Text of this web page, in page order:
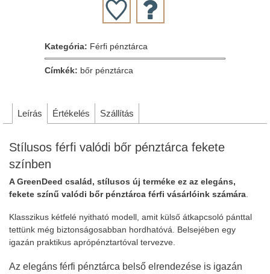
Kategória: Férfi pénztárca
Címkék: bőr pénztárca
Leírás Értékelés Szállítás
Stílusos férfi valódi bőr pénztárca fekete
színben
A GreenDeed család, stílusos új terméke ez az elegáns,
fekete színű valódi bőr pénztárca férfi vásárlóink számára.
Klasszikus kétfelé nyitható modell, amit külső átkapcsoló pánttal
tettünk még biztonságosabban hordhatóvá. Belsejében egy
igazán praktikus aprópénztartóval tervezve.
Az elegáns férfi pénztárca belső elrendezése is igazán